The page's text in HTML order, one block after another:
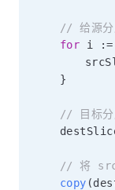
// 给源分
for i :=
}
// 目标分
// 将
copy (